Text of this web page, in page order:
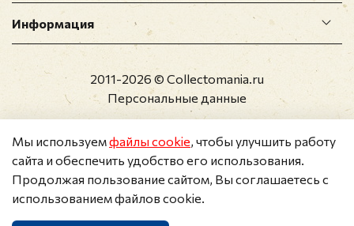
Информация
2011-2026 © Collectomania.ru
Персональные данные
Мы используемфайлы cookie, чтобы улучшить работу
сайта и обеспечить удобство его использования.
Продолжая пользование сайтом, Вы соглашаетесь с
использованием файлов cookie.